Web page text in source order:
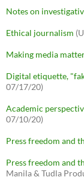
Notes on
Ethical journalism
Making media
Digital etiquette,
07/17/20)
Academic
07/10/20)
Press freedom and
Press freedom and
Manila & Tudla